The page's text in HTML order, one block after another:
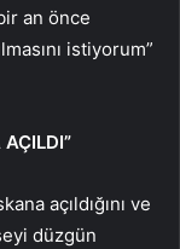
an önce
istiyorum”
açıldığını ve
düzgün